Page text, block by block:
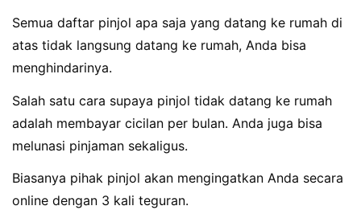
Semua daftar pinjol apa saja yang datang ke rumah di
atas tidak langsung datang ke rumah, Anda bisa
menghindarinya.
Salah satu cara supaya pinjol tidak datang ke rumah
adalah membayar cicilan per bulan. Anda juga bisa
melunasi pinjaman sekaligus.
Biasanya pihak pinjol akan mengingatkan Anda secara
online dengan 3 kali teguran.